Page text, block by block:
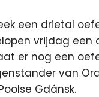
een drietal
vrijdag een
er nog een
van
Gdánsk.